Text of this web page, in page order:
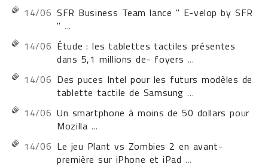
14/06 SFR Business Team lance " E-velop by SFR
" ...
14/06 Étude : les tablettes tactiles présentes
dans 5,1 millions de- foyers ...
14/06 Des puces Intel pour les futurs modèles de
tablette tactile de Samsung ...
14/06 Un smartphone à moins de 50 dollars pour
Mozilla ...
14/06 Le jeu Plant vs Zombies 2 en avant-
première sur iPhone et iPad ...